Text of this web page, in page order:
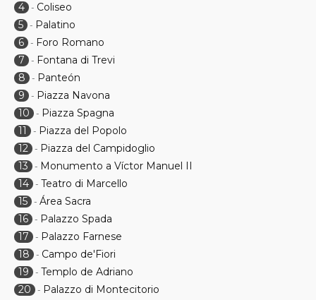
4 - Coliseo
5 - Palatino
6 - Foro Romano
7
- Fontana di Trevi
8
- Panteón
9
- Piazza Navona
10
- Piazza Spagna
11
- Piazza del Popolo
12 - Piazza del Campidoglio
13
- Monumento a Víctor Manuel II
14 - Teatro di Marcello
15 - Área Sacra
16 - Palazzo Spada
17
- Palazzo Farnese
18
- Campo de'Fiori
19
- Templo de Adriano
20
- Palazzo di Montecitorio